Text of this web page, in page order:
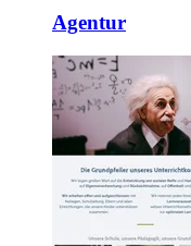
Agentur